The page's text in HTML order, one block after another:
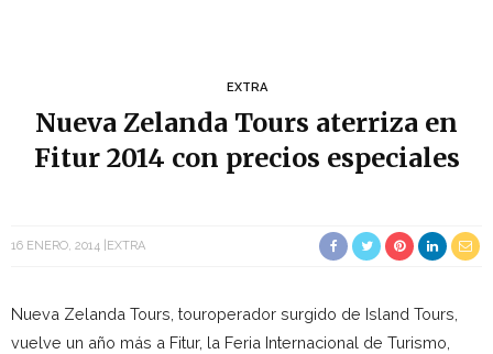
EXTRA
Nueva Zelanda Tours aterriza en
Fitur 2014 con precios especiales
16 ENERO, 2014 EXTRA
Nueva Zelanda Tours, touroperador surgido de Island Tours,
vuelve un año más a Fitur, la Feria Internacional de Turismo,